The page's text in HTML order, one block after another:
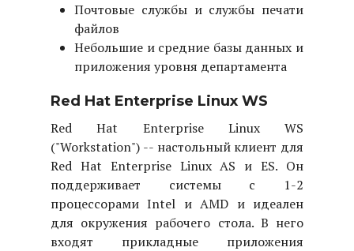
Почтовые службы и службы печати
файлов
Небольшие и средние базы данных и
приложения уровня департамента
Red Hat Enterprise Linux WS
Red Hat Enterprise Linux WS
("Workstation") -- настольный клиент для
Red Hat Enterprise Linux AS и ES. Он
поддерживает системы с 1-2
процессорами Intel и AMD и идеален
для окружения рабочего стола. В него
входят прикладные приложения